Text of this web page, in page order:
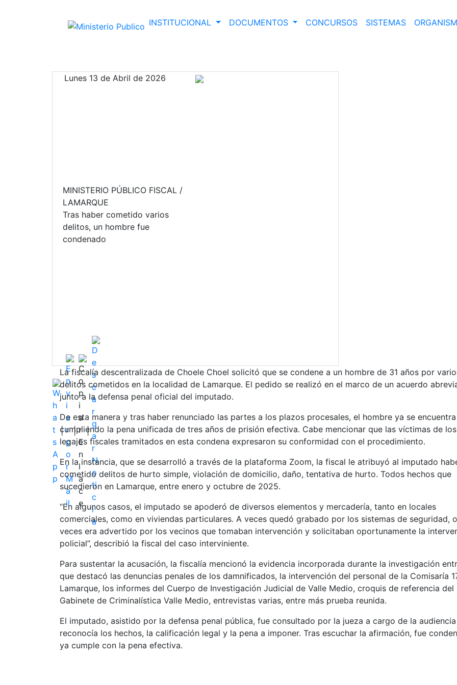
INSTITUCIONAL DOCUMENTOS CONCURSOS SISTEMAS
Lunes 13 de Abril de 2026
MINISTERIO PÚBLICO FISCAL /
LAMARQUE
Tras haber cometido varios
delitos, un hombre fue
condenado
| | |
La fiscalía descentralizada de Choele Choel solicitó que se condene a un hombre de 31 años por
delitos cometidos en la localidad de Lamarque. El pedido se realizó en el marco de un acuerdo
junto a la defensa penal oficial del imputado.
De esta manera y tras haber renunciado las partes a los plazos procesales, el hombre ya se encuentra
cumpliendo la pena unificada de tres años de prisión efectiva. Cabe mencionar que las víctimas de los
legajos fiscales tramitados en esta condena expresaron su conformidad con el procedimiento.
En la instancia, que se desarrolló a través de la plataforma Zoom, la fiscal le atribuyó al imputado
cometido delitos de hurto simple, violación de domicilio, daño, tentativa de hurto. Todos hechos que
sucedieron en Lamarque, entre enero y octubre de 2025.
“En algunos casos, el imputado se apoderó de diversos elementos y mercadería, tanto en locales
comerciales, como en viviendas particulares. A veces quedó grabado por los sistemas de seguridad,
veces era advertido por los vecinos que tomaban intervención y solicitaban oportunamente la
policial”, describió la fiscal del caso interviniente.
Para sustentar la acusación, la fiscalía mencionó la evidencia incorporada durante la investigación
que destacó las denuncias penales de los damnificados, la intervención del personal de la Comisaría
Lamarque, los informes del Cuerpo de Investigación Judicial de Valle Medio, croquis de referencia del
Gabinete de Criminalística Valle Medio, entrevistas varias, entre más prueba reunida.
El imputado, asistido por la defensa penal pública, fue consultado por la jueza a cargo de la
reconocía los hechos, la calificación legal y la pena a imponer. Tras escuchar la afirmación, fue
ya cumple con la pena efectiva.